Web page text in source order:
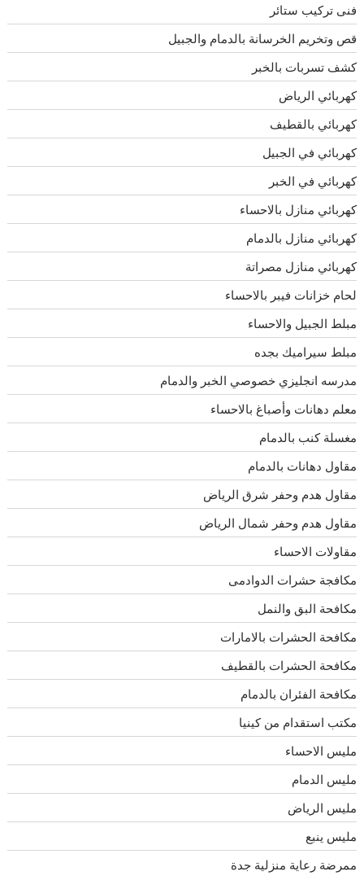
فنى تركيب ستائر
قص وتخريم الخرسانة بالدمام والجبيل
كشف تسربات بالخبر
كهربائي الرياض
كهربائي بالقطيف
كهربائي في الجبيل
كهربائي في الخبر
كهربائي منازل بالاحساء
كهربائي منازل بالدمام
كهربائي منازل مصراتة
لحام خزانات فيبر بالاحساء
مبلط الجبيل والاحساء
مبلط سيراميك بجده
مدرسه انجليزي خصوصي الخبر والدمام
معلم دهانات وأصباغ بالاحساء
مغسلة كنب بالدمام
مقاول دهانات بالدمام
مقاول هدم وحفر شرق الرياض
مقاول هدم وحفر شمال الرياض
مقاولات الاحساء
مكافجة حشرات الدوادمى
مكافحة البق والنمل
مكافحة الحشرات بالامارات
مكافحة الحشرات بالقطيف
مكافحة الفئران بالدمام
مكتب استقدام من كينيا
مليس الاحساء
مليس الدمام
مليس الرياض
مليس ينبع
ممرضة رعاية منزلية جدة